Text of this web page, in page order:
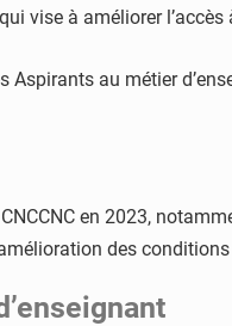
vise à améliorer
Aspirants au métier
en 2023,
des conditions